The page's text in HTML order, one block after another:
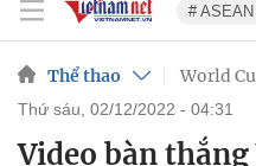
#
Thể thao World
thứ sáu, 02/12/2022 - 04:31
Video bàn